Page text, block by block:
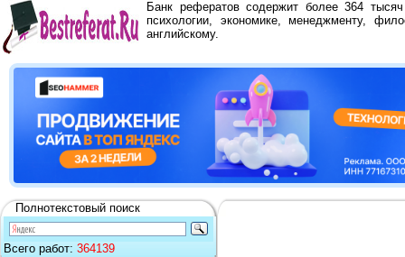
Банк рефератов содержит более 364
психологии, экономике, менеджменту,
английскому.
Полнотекстовый поиск
Всего работ: 364139